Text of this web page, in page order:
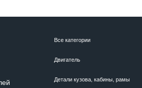
Все категории
Двигатель
Детали кузова, кабины, рамы